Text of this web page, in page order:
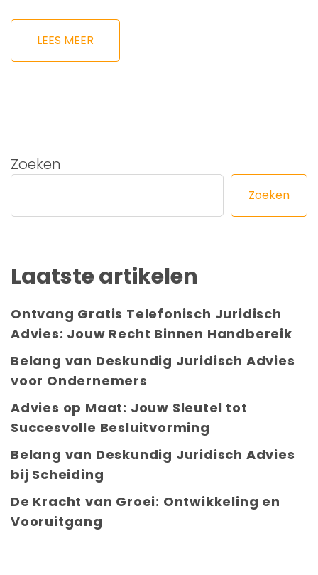
LEES MEER
Zoeken
Zoeken
Laatste artikelen
Ontvang Gratis Telefonisch Juridisch
Advies: Jouw Recht Binnen Handbereik
Belang van Deskundig Juridisch Advies
voor Ondernemers
Advies op Maat: Jouw Sleutel tot
Succesvolle Besluitvorming
Belang van Deskundig Juridisch Advies
bij Scheiding
De Kracht van Groei: Ontwikkeling en
Vooruitgang